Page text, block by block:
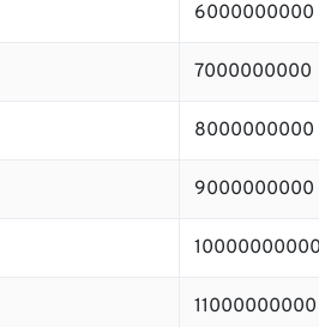
6000000000
7000000000
8000000000
9000000000
10000000000
11000000000